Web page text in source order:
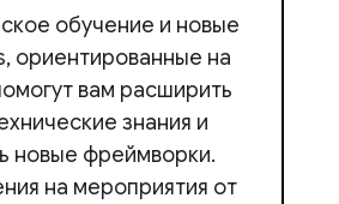
обучение и новые
ориентированные на
вам расширить
знания и
новые фреймворки.
на мероприятия от